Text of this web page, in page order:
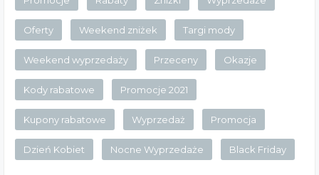
Oferty Weekend zniżek Targi mody
Weekend wyprzedaży Przeceny Okazje
Kody rabatowe Promocje 2021
Kupony rabatowe Wyprzedaż Promocja
Dzień Kobiet Nocne Wyprzedaże Black Friday